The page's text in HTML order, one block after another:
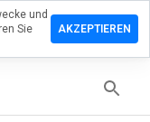
und
Sie
AKZEPTIEREN